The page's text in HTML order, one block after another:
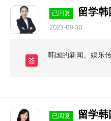
已回复 留学
2023-08-30
答
韩国的新闻、娱乐
已回复 留学